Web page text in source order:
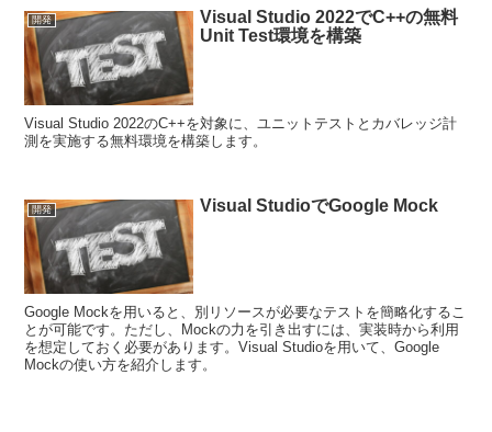
開発
Visual Studio 2022でC++の無料
Unit Test環境を構築
Visual Studio 2022のC++を対象に、ユニットテストとカバレッジ計
測を実施する無料環境を構築します。
開発 Visual StudioでGoogle Mock
Google Mockを用いると、別リソースが必要なテストを簡略化するこ
とが可能です。ただし、Mockの力を引き出すには、実装時から利用
を想定しておく必要があります。Visual Studioを用いて、Google
Mockの使い方を紹介します。